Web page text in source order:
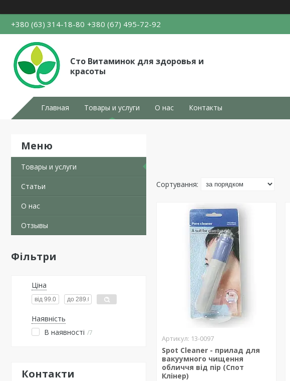
+380 (63) 314-18-80 +380 (67) 495-72-92
Сто Витаминок для здоровья и
красоты
Главная Товары и услуги О нас Контакты
Товары и услуги
Статьи
О нас
Отзывы
Фільтри
Ціна
Наявність
В наявності 7
Контакти
13-0097
Spot Cleaner - прилад для
вакуумного чищення
обличчя від пір (Спот
Клінер)